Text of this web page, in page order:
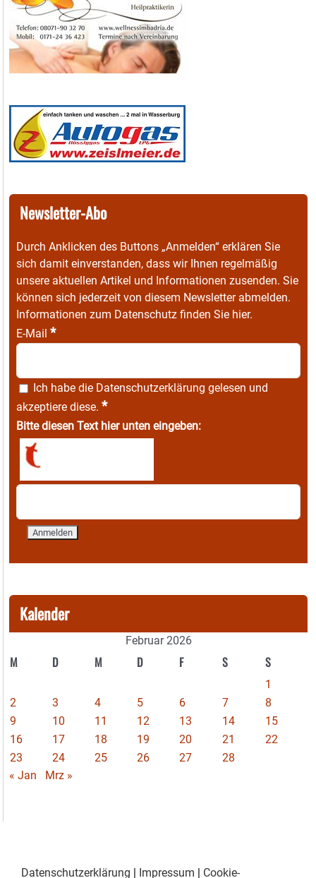
Newsletter-Abo
Durch Anklicken des Buttons „Anmelden“ erklären Sie
sich damit einverstanden, dass wir Ihnen regelmäßig
unsere aktuellen Artikel und Informationen zusenden. Sie
können sich jederzeit von diesem Newsletter abmelden.
Informationen zum Datenschutz finden Sie hier.
E-Mail *
Ich habe die Datenschutzerklärung gelesen und
akzeptiere diese. *
Bitte diesen Text hier unten eingeben:
Kalender
Februar 2026
M D M D F S S
1
2
3 4 5 6 7
8
9
10 11 12 13 14
15
16
17 18 19 20 21
22
23
24 25 26 27
28
« Jan
Mrz »
Datenschutzerklärung | Impressum | Cookie-